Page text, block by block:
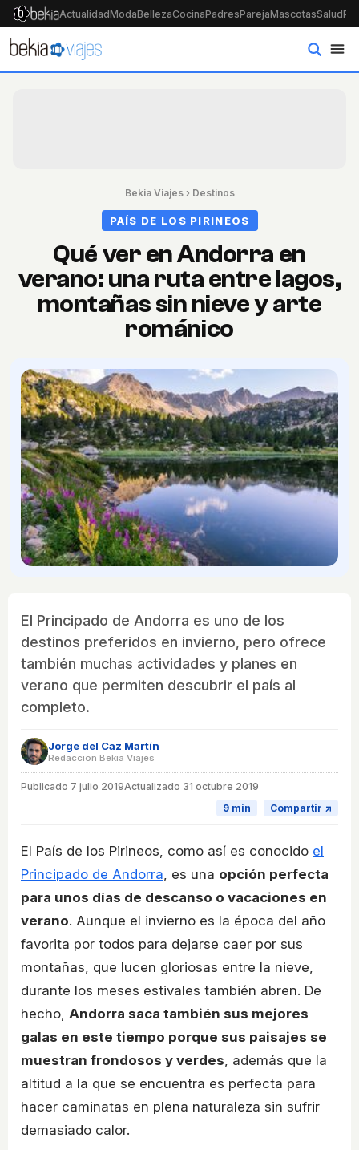
ActualidadModaBellezaCocinaPadresParejaMascotasSalud
Bekia Viajes› Destinos
PAÍS DE LOS PIRINEOS
Qué ver en Andorra en
verano: una ruta entre lagos,
montañas sin nieve y arte
románico
El Principado de Andorra es uno de los
destinos preferidos en invierno, pero ofrece
también muchas actividades y planes en
verano que permiten descubrir el país al
completo.
Jorge del Caz Martín
Redacción Bekia Viajes
Publicado 7 julio 2019Actualizado 31 octubre 2019
9 min
Compartir ↗
El País de los Pirineos, como así es conocido el
Principado de Andorra , es una opción perfecta
para unos días de descanso o vacaciones en
verano. Aunque el invierno es la época del año
favorita por todos para dejarse caer por sus
montañas, que lucen gloriosas entre la nieve,
durante los meses estivales también abren. De
hecho, Andorra saca también sus mejores
galas en este tiempo porque sus paisajes se
muestran frondosos y verdes , además que la
altitud a la que se encuentra es perfecta para
hacer caminatas en plena naturaleza sin sufrir
demasiado calor.